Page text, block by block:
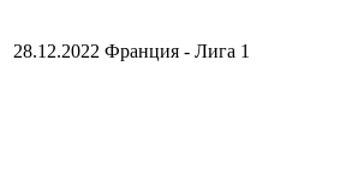
28.12.2022 Франция - Лига 1